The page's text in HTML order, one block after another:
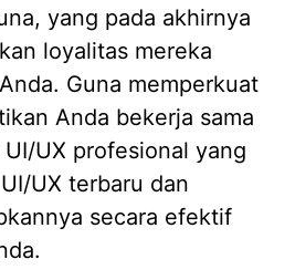
yang pada akhirnya
loyalitas mereka
Guna memperkuat
Anda bekerja sama
UX profesional yang
UX terbaru dan
secara efektif